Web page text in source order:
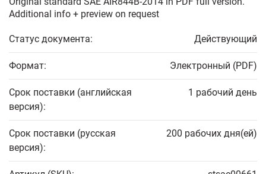
Additional info + preview on request
Статус документа: Действующий
Формат: Электронный (PDF)
Срок поставки (английская
версия):
1 рабочий день
Срок поставки (русская
версия):
200 рабочих дня(ей)